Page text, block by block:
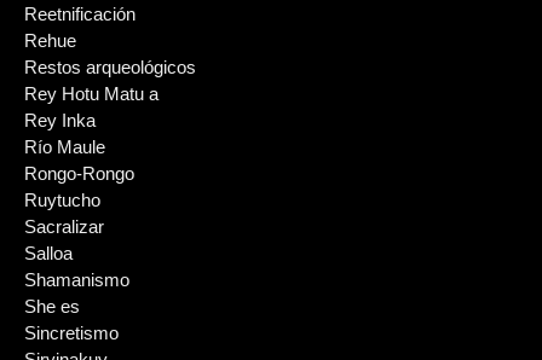
Reetnificación
Rehue
Restos arqueológicos
Rey Hotu Matu a
Rey Inka
Río Maule
Rongo-Rongo
Ruytucho
Sacralizar
Salloa
Shamanismo
She es
Sincretismo